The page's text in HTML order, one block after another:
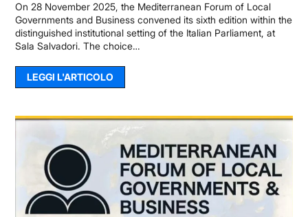
On 28 November 2025, the Mediterranean Forum of Local
Governments and Business convened its sixth edition within the
distinguished institutional setting of the Italian Parliament, at
Sala Salvadori. The choice…
LEGGI L'ARTICOLO